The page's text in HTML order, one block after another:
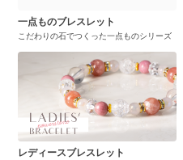
一点ものブレスレット
こだわりの石でつくった一点ものシリーズ
レディースブレスレット